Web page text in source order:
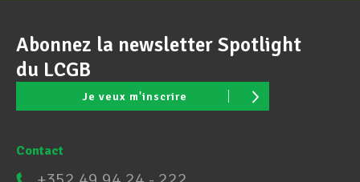
Abonnez la newsletter Spotlight
du LCGB
Je veux m'inscrire
Contact